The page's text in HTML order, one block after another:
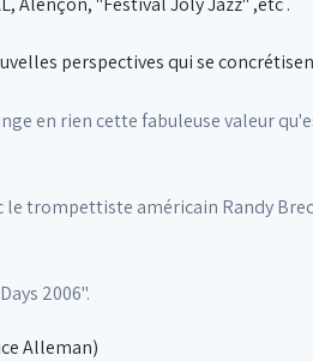
perspectives qui se
en rien cette fabuleuse valeur
trompettiste américain Randy
2006".
Alleman)